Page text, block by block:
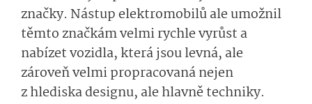
značky. Nástup elektromobilů ale umožnil
těmto značkám velmi rychle vyrůst a
nabízet vozidla, která jsou levná, ale
zároveň velmi propracovaná nejen
z hlediska designu, ale hlavně techniky.